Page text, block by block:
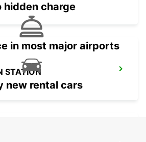
STATION
hidden charge
in most major airports
new rental cars